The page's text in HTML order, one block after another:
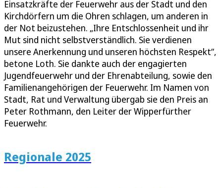
Einsatzkräfte der Feuerwehr aus der Stadt und den
Kirchdörfern um die Ohren schlagen, um anderen in
der Not beizustehen. „Ihre Entschlossenheit und ihr
Mut sind nicht selbstverständlich. Sie verdienen
unsere Anerkennung und unseren höchsten Respekt“,
betone Loth. Sie dankte auch der engagierten
Jugendfeuerwehr und der Ehrenabteilung, sowie den
Familienangehörigen der Feuerwehr. Im Namen von
Stadt, Rat und Verwaltung übergab sie den Preis an
Peter Rothmann, den Leiter der Wipperfürther
Feuerwehr.
Regionale 2025